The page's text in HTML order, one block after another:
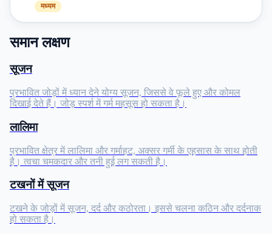
मध्यम
समान लक्षण
सूजन
प्रभावित जोड़ों में ध्यान देने योग्य सूजन, जिससे वे फूले हुए और कोमल
दिखाई देते हैं। जोड़ स्पर्श में गर्म महसूस हो सकता है।
लालिमा
प्रभावित क्षेत्र में लालिमा और गर्माहट, अक्सर गर्मी के एहसास के साथ होती
है। त्वचा चमकदार और तनी हुई लग सकती है।
टखनों में सूजन
टखने के जोड़ों में सूजन, दर्द और कठोरता। इससे चलना कठिन और दर्दनाक
हो सकता है।